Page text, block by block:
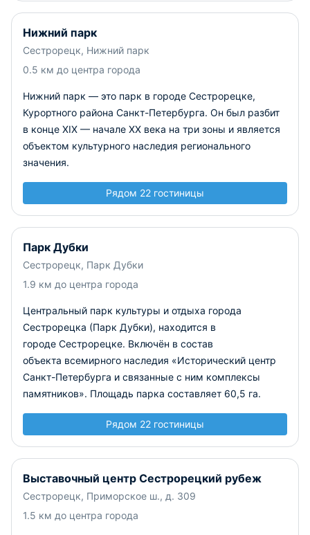
Нижний парк
Сестрорецк, Нижний парк
0.5 км до центра города
Нижний парк — это парк в городе Сестрорецке,
Курортного района Санкт-Петербурга. Он был разбит
в конце XIX — начале XX века на три зоны и является
объектом культурного наследия регионального
значения.
Рядом 22 гостиницы
Парк Дубки
Сестрорецк, Парк Дубки
1.9 км до центра города
Центральный парк культуры и отдыха города
Сестрорецка (Парк Дубки), находится в
городе Сестрорецке. Включён в состав
объекта всемирного наследия «Исторический центр
Санкт-Петербурга и связанные с ним комплексы
памятников». Площадь парка составляет 60,5 га.
Рядом 22 гостиницы
Выставочный центр Сестрорецкий рубеж
Сестрорецк, Приморское ш., д. 309
1.5 км до центра города